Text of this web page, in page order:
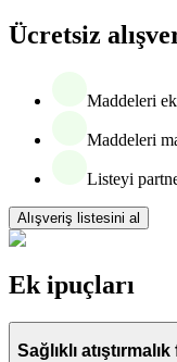
Ücretsiz
Maddeleri
Maddeleri
Listeyi
Alışveriş listesini al
Ek ipuçları
Sağlıklı